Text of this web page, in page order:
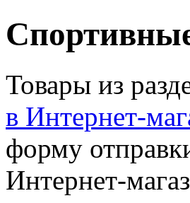
Товары из
в Интернет-
форму
Интернет-